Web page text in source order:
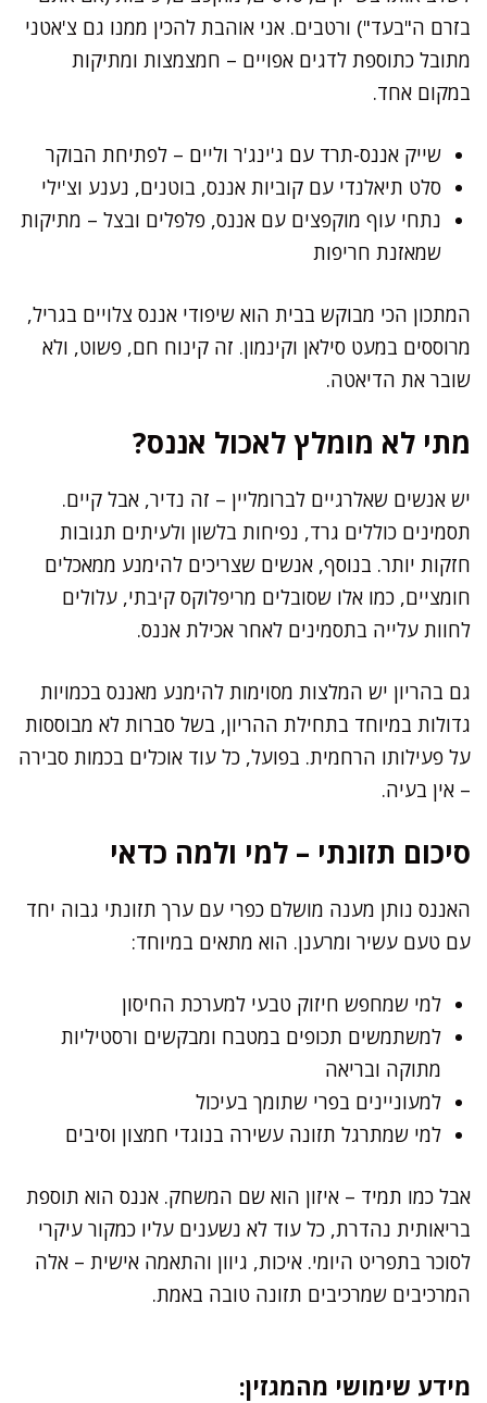
בזרם ה"בעד") ורטבים. אני אוהבת להכין ממנו גם צ'אטני
מתובל כתוספת לדגים אפויים – חמצמצות ומתיקות
במקום אחד.
שייק אננס-תרד עם ג'ינג'ר וליים – לפתיחת הבוקר
סלט תיאלנדי עם קוביות אננס, בוטנים, נענע וצ'ילי
נתחי עוף מוקפצים עם אננס, פלפלים ובצל – מתיקות
שמאזנת חריפות
המתכון הכי מבוקש בבית הוא שיפודי אננס צלויים בגריל,
מרוססים במעט סילאן וקינמון. זה קינוח חם, פשוט, ולא
שובר את הדיאטה.
מתי לא מומלץ לאכול אננס?
יש אנשים שאלרגיים לברומליין – זה נדיר, אבל קיים.
תסמינים כוללים גרד, נפיחות בלשון ולעיתים תגובות
חזקות יותר. בנוסף, אנשים שצריכים להימנע ממאכלים
חומציים, כמו אלו שסובלים מריפלוקס קיבתי, עלולים
לחוות עלייה בתסמינים לאחר אכילת אננס.
גם בהריון יש המלצות מסוימות להימנע מאננס בכמויות
גדולות במיוחד בתחילת ההריון, בשל סברות לא מבוססות
על פעילותו הרחמית. בפועל, כל עוד אוכלים בכמות סבירה
– אין בעיה.
סיכום תזונתי – למי ולמה כדאי
האננס נותן מענה מושלם כפרי עם ערך תזונתי גבוה יחד
עם טעם עשיר ומרענן. הוא מתאים במיוחד:
למי שמחפש חיזוק טבעי למערכת החיסון
למשתמשים תכופים במטבח ומבקשים ורסטיליות
מתוקה ובריאה
למעוניינים בפרי שתומך בעיכול
למי שמתרגל תזונה עשירה בנוגדי חמצון וסיבים
אבל כמו תמיד – איזון הוא שם המשחק. אננס הוא תוספת
בריאותית נהדרת, כל עוד לא נשענים עליו כמקור עיקרי
לסוכר בתפריט היומי. איכות, גיוון והתאמה אישית – אלה
המרכיבים שמרכיבים תזונה טובה באמת.
מידע שימושי מהמגזין: